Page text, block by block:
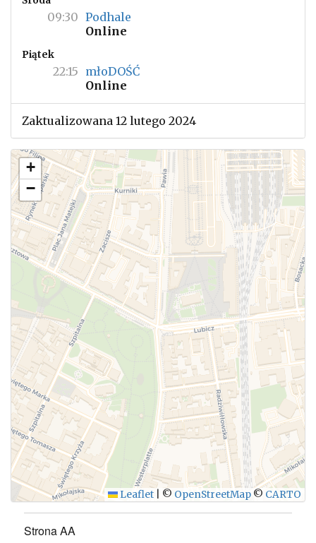
09:30 Podhale
Online
Piątek
22:15 młoDOŚĆ
Online
Zaktualizowana 12 lutego 2024
+
−
Leaflet © OpenStreetMap © CARTO
Strona AA